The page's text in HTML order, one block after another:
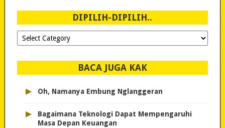
DIPILIH-DIPILIH..
Dipilih-
dipilih..
BACA JUGA KAK
▸ Oh, Namanya Embung Nglanggeran
▸
Bagaimana Teknologi Dapat Mempengaruhi
Masa Depan Keuangan